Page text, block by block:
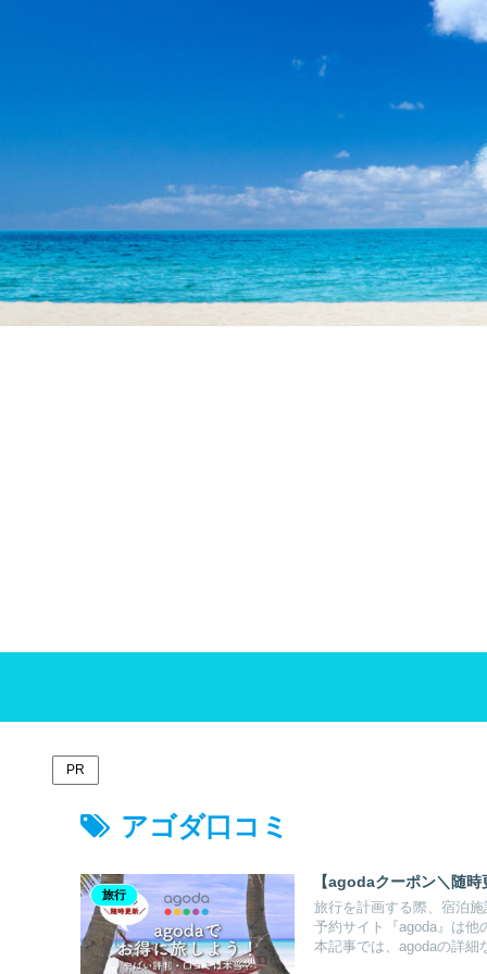
PR
アゴダ口コミ
旅行
【agodaクーポン＼随
旅行を計画する際、宿泊
予約サイト『agoda』は他
本記事では、agodaの詳細